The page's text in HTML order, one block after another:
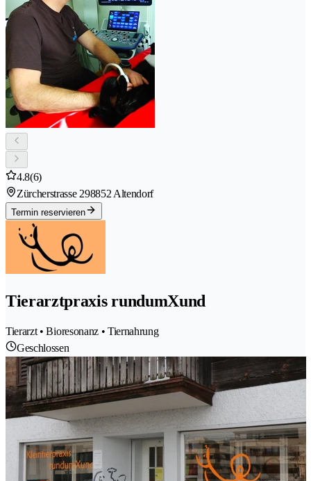
4.8(6)
Zürcherstrasse 298852 Altendorf
Termin reservieren
Tierarztpraxis rundumXund
Tierarzt • Bioresonanz • Tiernahrung
Geschlossen